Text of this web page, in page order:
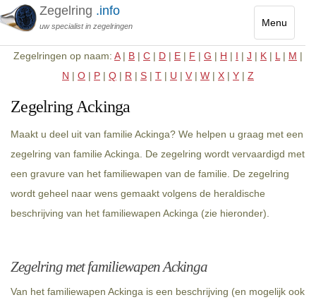
Menu
Toggle
Zegelring .info
uw specialist in zegelringen
Zegelringen op naam: A| B | C | D | E | F | G | H | I | J | K | L | M |
N | O | P | Q | R | S | T | U | V | W | X | Y | Z
Zegelring Ackinga
Maakt u deel uit van familie Ackinga? We helpen u graag met een
zegelring van familie Ackinga. De zegelring wordt vervaardigd met
een gravure van het familiewapen van de familie. De zegelring
wordt geheel naar wens gemaakt volgens de heraldische
beschrijving van het familiewapen Ackinga (zie hieronder).
Zegelring met familiewapen Ackinga
Van het familiewapen Ackinga is een beschrijving (en mogelijk ook